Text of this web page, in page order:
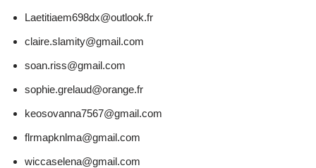
Laetitiaem698dx@outlook.fr
claire.slamity@gmail.com
soan.riss@gmail.com
sophie.grelaud@orange.fr
keosovanna7567@gmail.com
flrmapknlma@gmail.com
wiccaselena@gmail.com